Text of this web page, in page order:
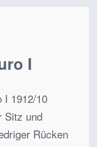
I
I 1912/10
Sitz und
Rücken